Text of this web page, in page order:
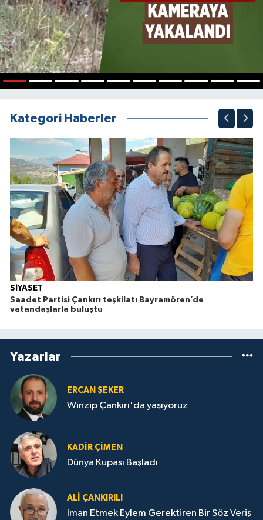
Kategori Haberler
SİYASET
Saadet Partisi Çankırı teşkilatı Bayramören’de
vatandaşlarla buluştu
Yazarlar
ERCAN ŞEKER
Winzip Çankırı'da yaşıyoruz
KADIR ÇIMEN
Dünya Kupası Başladı
ALI ÇANKIRILI
İman Etmek Eylem Gerektiren Bir Söz Veriş